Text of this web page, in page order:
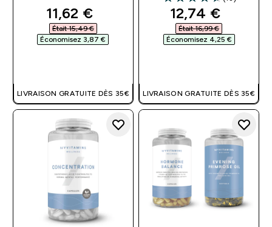
discounted price
11,62 €‎
Était 15,49 €‎
Économisez 3,87 €‎
LIVRAISON GRATUITE DÈS 35€
4.6 out of 5 stars
discounted
12,74 €‎
Était 16,99 €‎
Économisez 4,25 €‎
LIVRAISON GRATUITE DÈS 35€